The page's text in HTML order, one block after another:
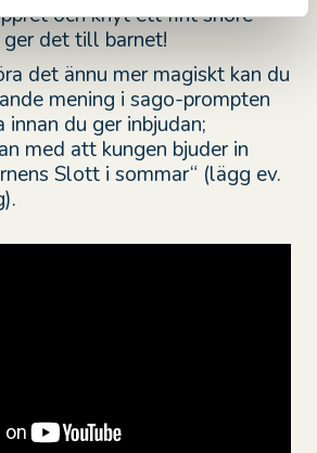
och knyt ett fint snöre
ger det till barnet!
det ännu mer magiskt kan du
mening i sago-prompten
du ger inbjudan;
med att kungen bjuder in
Slott i sommar“ (lägg ev.